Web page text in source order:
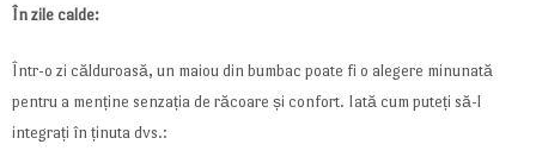
În zile calde:
Într-o zi călduroasă, un maiou din bumbac poate fi o alegere minunată
pentru a menține senzația de răcoare și confort. Iată cum puteți să-l
integrați în ținuta dvs.: